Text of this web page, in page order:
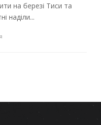
на березі Тиси та
наділи...